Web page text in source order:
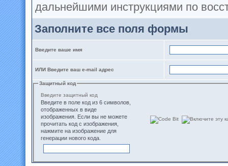
дальнейшими инструкциями по
Заполните все поля формы
Введите ваше имя
ИЛИ Введите ваш e-mail адрес
Защитный код
Введите защитный код
Введите в поле код из 6 символов,
отображенных в виде
изображения. Если вы не можете
прочитать код с изображения,
нажмите на изображение для
генерации нового кода.